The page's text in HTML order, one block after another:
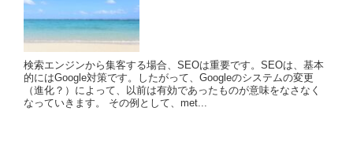
検索エンジンから集客する場合、SEOは重要です。SEOは、基本
的にはGoogle対策です。したがって、Googleのシステムの変更
（進化？）によって、以前は有効であったものが意味をなさなく
なっていきます。 その例として、met...